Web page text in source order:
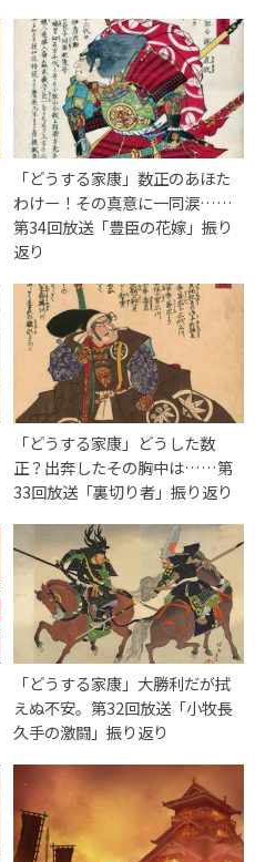
「どうする家康」数正のあほた
わけー！その真意に一同涙……
第34回放送「豊臣の花嫁」振り
返り
「どうする家康」どうした数
正？出奔したその胸中は……第
33回放送「裏切り者」振り返り
「どうする家康」大勝利だが拭
えぬ不安。第32回放送「小牧長
久手の激闘」振り返り